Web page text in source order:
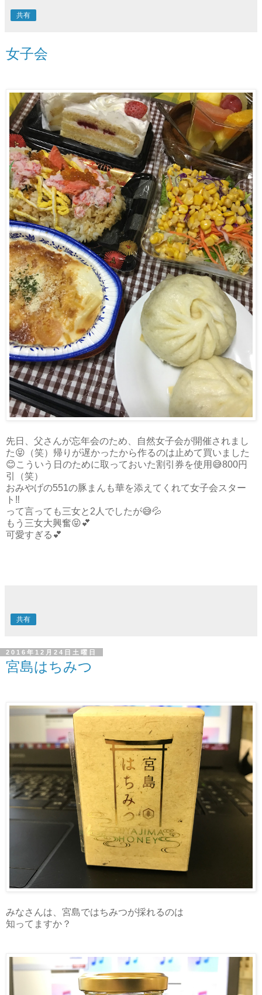
共有
女子会
先日、父さんが忘年会のため、自然女子会が開催されまし
た😝（笑）帰りが遅かったから作るのは止めて買いました
😊こういう日のために取っておいた割引券を使用😅800円
引（笑）
おみやげの551の豚まんも華を添えてくれて女子会スター
ト‼️
って言っても三女と2人でしたが😅💦
もう三女大興奮😝💕
可愛すぎる💕
共有
2016年12月24日土曜日
宮島はちみつ
みなさんは、宮島ではちみつが採れるのは
知ってますか？